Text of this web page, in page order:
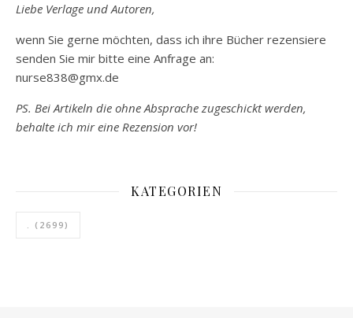
Liebe Verlage und Autoren,
wenn Sie gerne möchten, dass ich ihre Bücher rezensiere
senden Sie mir bitte eine Anfrage an:
nurse838@gmx.de
PS. Bei Artikeln die ohne Absprache zugeschickt werden,
behalte ich mir eine Rezension vor!
KATEGORIEN
. (2699)